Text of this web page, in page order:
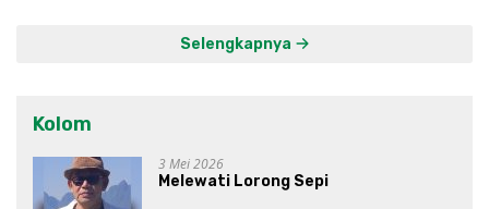
Selengkapnya
Kolom
3 Mei 2026
Melewati Lorong Sepi